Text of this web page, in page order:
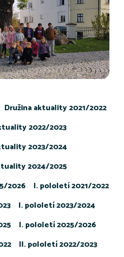
Družina aktuality 2021/2022
2022/2023
2023/2024
2024/2025
2026
I. pololetí 2021/2022
I. pololetí 2023/2024
I. pololetí 2025/2026
II. pololetí 2022/2023